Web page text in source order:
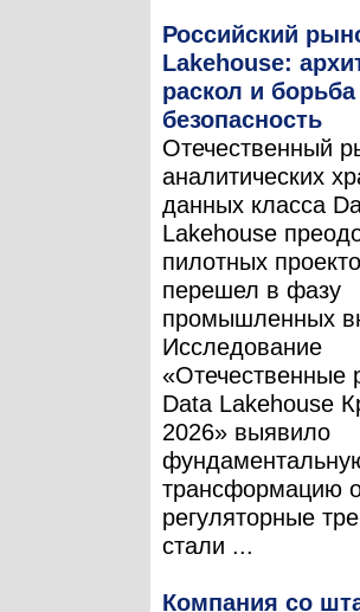
Российский
Lakehouse:
раскол и борьба
безопасность
Отечественный
аналитических
данных класса
Lakehouse
пилотных
перешел в фазу
промышленных
Исследование
«Отечественные
Data Lakehouse
2026» выявило
трансформацию
регуляторные
стали ...
Компания со